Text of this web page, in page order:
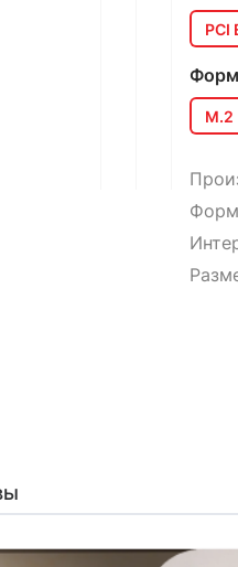
PCI
M.2